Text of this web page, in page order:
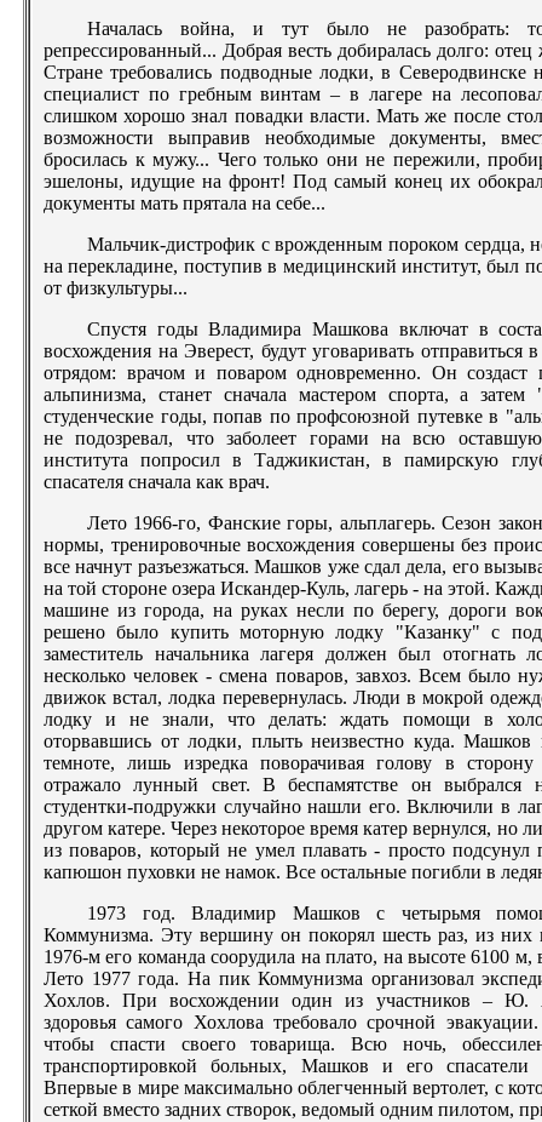
Началась война, и тут было не разобрать:
репрессированный... Добрая весть добиралась долго:
Стране требовались подводные лодки, в Северодвинске
специалист по гребным винтам – в лагере на
слишком хорошо знал повадки власти. Мать же после
возможности выправив необходимые документы,
бросилась к мужу... Чего только они не пережили,
эшелоны, идущие на фронт! Под самый конец их
документы мать прятала на себе...
Мальчик-дистрофик с врожденным пороком сердца,
на перекладине, поступив в медицинский институт, был
от физкультуры...
Спустя годы Владимира Машкова включат в
восхождения на Эверест, будут уговаривать
отрядом: врачом и поваром одновременно. Он
альпинизма, станет сначала мастером спорта, а
студенческие годы, попав по профсоюзной путевке в
не подозревал, что заболеет горами на всю
института попросил в Таджикистан, в памирскую
спасателя сначала как врач.
Лето 1966-го, Фанские горы, альплагерь. Сезон
нормы, тренировочные восхождения совершены без
все начнут разъезжаться. Машков уже сдал дела, его
на той стороне озера Искандер-Куль, лагерь - на этой.
машине из города, на руках несли по берегу, дороги
решено было купить моторную лодку "Казанку" с
заместитель начальника лагеря должен был отогнать
несколько человек - смена поваров, завхоз. Всем было
движок встал, лодка перевернулась. Люди в мокрой
лодку и не знали, что делать: ждать помощи в
оторвавшись от лодки, плыть неизвестно куда.
темноте, лишь изредка поворачивая голову в
отражало лунный свет. В беспамятстве он выбрался
студентки-подружки случайно нашли его. Включили в
другом катере. Через некоторое время катер вернулся, но
из поваров, который не умел плавать - просто
капюшон пуховки не намок. Все остальные погибли в
1973 год. Владимир Машков с четырьмя
Коммунизма. Эту вершину он покорял шесть раз, из
1976-м его команда соорудила на плато, на высоте 6100
Лето 1977 года. На пик Коммунизма организовал
Хохлов. При восхождении один из участников – Ю.
здоровья самого Хохлова требовало срочной
чтобы спасти своего товарища. Всю ночь,
транспортировкой больных, Машков и его спасатели
Впервые в мире максимально облегченный вертолет, с
сеткой вместо задних створок, ведомый одним пилотом,